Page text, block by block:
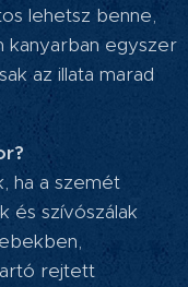
lehetsz benne,
kanyarban egyszer
az illata marad
ha a szemét
és szívószálak
rejtett